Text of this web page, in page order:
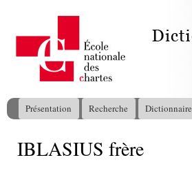
Menu principal
Présentation Recherche Dictionnaire
Vous êtes ici
IBLASIUS frère